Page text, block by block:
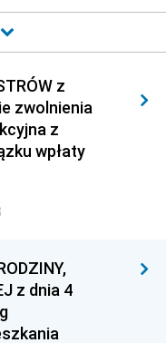
2015
2012
2009
2006
2003
1991
z
zwolnienia
z
wpłaty
z dnia 4